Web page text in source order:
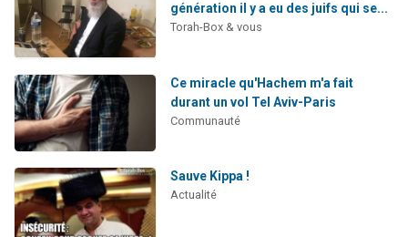
génération il y a eu des juifs qui se...
Torah-Box & vous
Ce miracle qu'Hachem m'a fait
durant un vol Tel Aviv-Paris
Communauté
Sauve Kippa !
Actualité